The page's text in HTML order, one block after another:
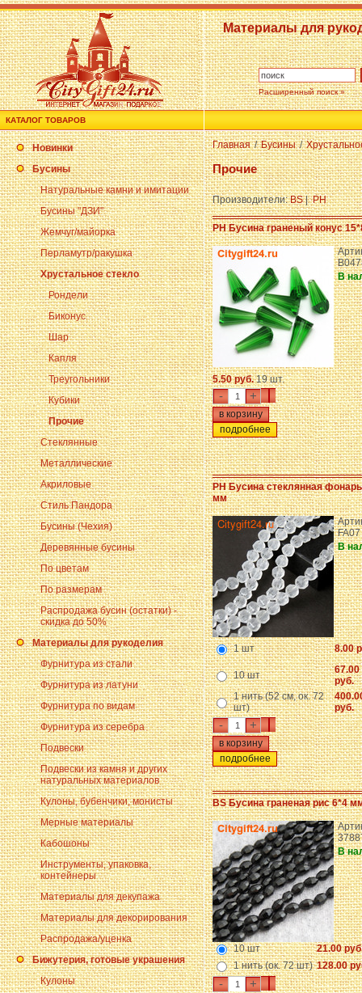
Материалы для
Расширенный поиск »
КАТАЛОГ ТОВАРОВ
Новинки
Бусины
Натуральные камни и имитации
Бусины "ДЗИ"
Жемчуг/майорка
Перламутр/ракушка
Хрустальное стекло
Рондели
Биконус
Шар
Капля
Треугольники
Кубики
Прочие
Стеклянные
Металлические
Акриловые
Стиль Пандора
Бусины (Чехия)
Деревянные бусины
По цветам
По размерам
Распродажа бусин (остатки) -
скидка до 50%
Материалы для рукоделия
Фурнитура из стали
Фурнитура из латуни
Фурнитура по видам
Фурнитура из серебра
Подвески
Подвески из камня и других
натуральных материалов
Кулоны, бубенчики, монисты
Мерные материалы
Кабошоны
Инструменты, упаковка,
контейнеры
Материалы для декупажа
Материалы для декорирования
Распродажа/уценка
Бижутерия, готовые украшения
Кулоны
Главная / Бусины /
Прочие
Производители:BS| PH
PH Бусина граненый конус
В
5.50 руб.19 шт.
- +
подробнее
PH Бусина стеклянная
мм
FA07
В
1 шт 8.00
10 шт
67.00
руб.
1 нить (52 см, ок. 72
шт)
руб.
- +
подробнее
BS Бусина граненая рис 6*4
В
10 шт
21.00
1 нить (ок. 72 шт) 128.00
- +